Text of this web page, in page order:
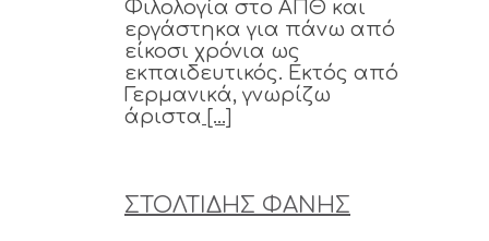
Φιλολογία στο ΑΠΘ και
εργάστηκα για πάνω από
είκοσι χρόνια ως
εκπαιδευτικός. Εκτός από
Γερμανικά, γνωρίζω
άριστα [...]
ΣΤΟΛΤΙΔΗΣ ΦΑΝΗΣ